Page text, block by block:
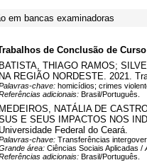
em bancas examinadoras
de Conclusão de
BATISTA, THIAGO RAMOS;
NA REGIÃO NORDESTE. 2021.
chave: homicídios; crimes
adicionais: Brasil/Português.
MEDEIROS, NATÁLIA DE
E SEUS IMPACTOS NOS
Universidade Federal do Ceará.
chave: Transferências
área: Ciências Sociais Aplicadas /
adicionais: Brasil/Português.